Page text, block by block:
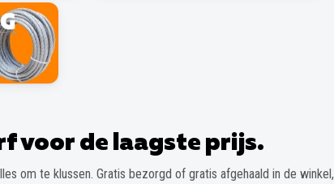
voor de laagste prijs.
om te klussen. Gratis bezorgd of gratis afgehaald in de winkel,